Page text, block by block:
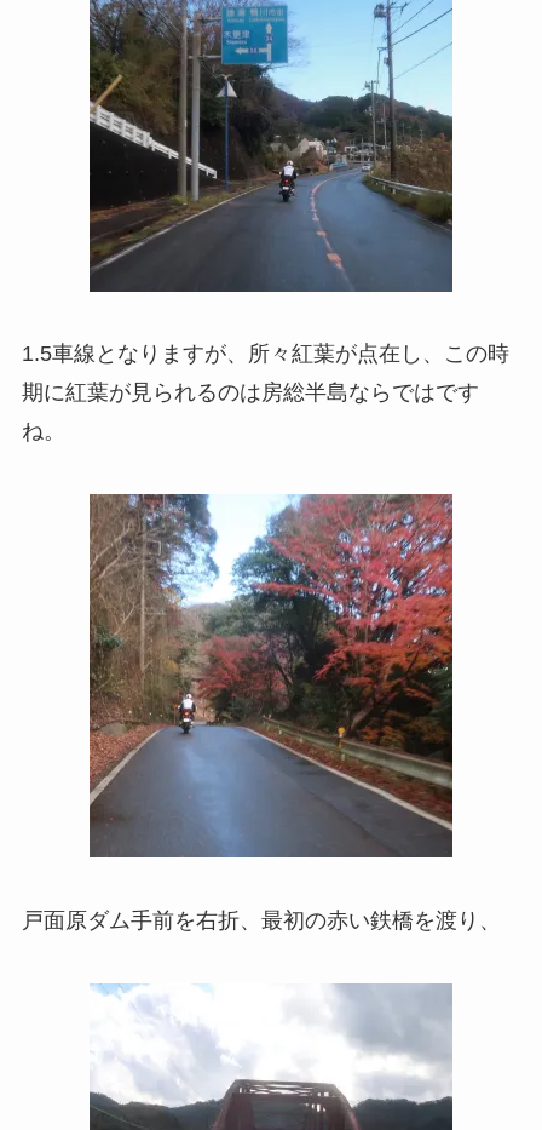
1.5車線となりますが、所々紅葉が点在し、この時
期に紅葉が見られるのは房総半島ならではです
ね。
戸面原ダム手前を右折、最初の赤い鉄橋を渡り、